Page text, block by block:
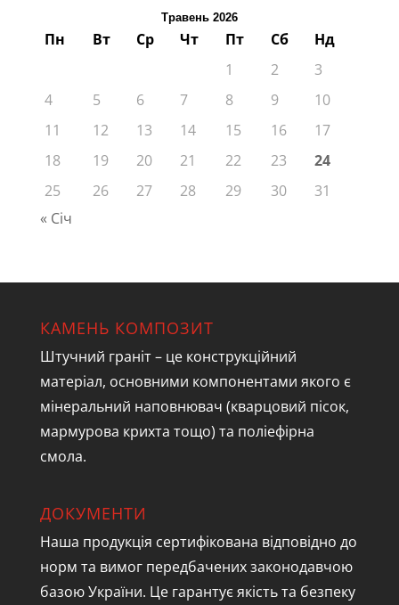
Травень 2026
Пн Вт Ср Чт Пт Сб
Нд
1
2
3
4
5 6 7 8 9
10
11
12 13 14 15 16
17
18
19 20 21 22 23
24
25
26 27 28 29 30
31
« Січ
КАМЕНЬ КОМПОЗИТ
Штучний граніт – це конструкційний
матеріал, основними компонентами якого є
мінеральний наповнювач (кварцовий пісок,
мармурова крихта тощо) та поліефірна
смола.
ДОКУМЕНТИ
Наша продукція сертифікована відповідно до
норм та вимог передбачених законодавчою
базою України. Це гарантує якість та безпеку